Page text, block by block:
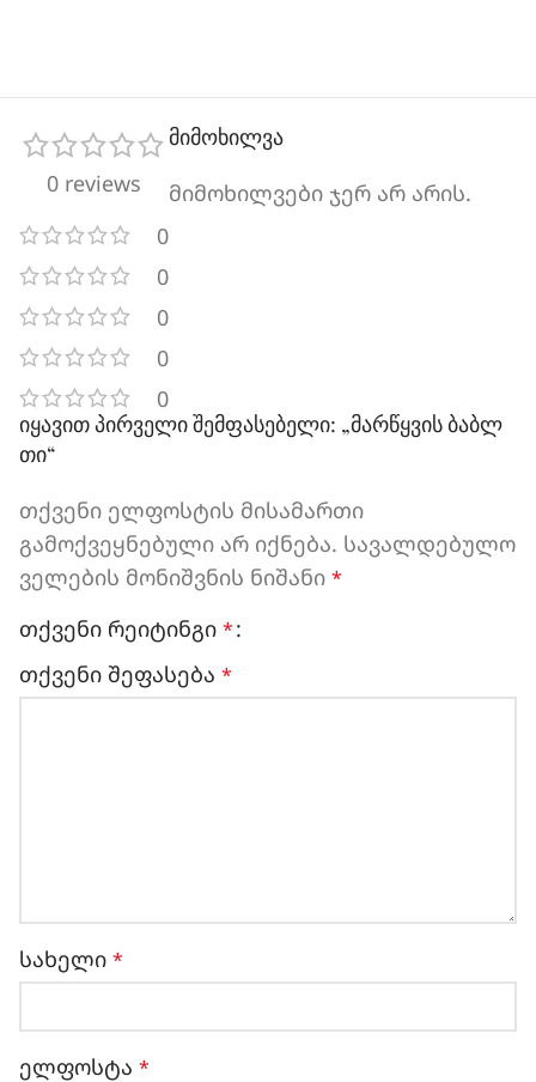
0 reviews
0
0
0
0
0
მიმოხილვა
მიმოხილვები ჯერ არ არის.
იყავით პირველი შემფასებელი: „მარწყვის ბაბლ
თი“
თქვენი ელფოსტის მისამართი
გამოქვეყნებული არ იქნება. სავალდებულო
ველების მონიშვნის ნიშანი *
თქვენი რეიტინგი *
თქვენი შეფასება *
სახელი *
ელფოსტა *